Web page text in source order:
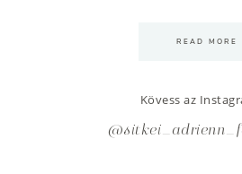
READ MORE
Kövess az